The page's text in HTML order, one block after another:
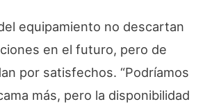
equipamiento no descartan
en el futuro, pero de
por satisfechos. “Podríamos
más, pero la disponibilidad